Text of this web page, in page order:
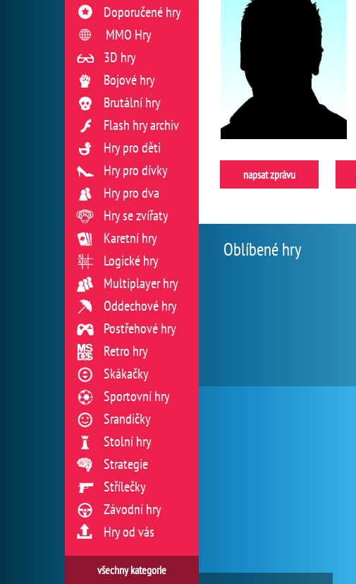
napsat zprávu
Oblíbené hry
Doporučené hry
MMO Hry
3D hry
Bojové hry
Brutální hry
Flash hry archiv
Hry pro děti
Hry pro dívky
Hry pro dva
Hry se zvířaty
Karetní hry
Logické hry
Multiplayer hry
Oddechové hry
Postřehové hry
Retro hry
Skákačky
Sportovní hry
Srandičky
Stolní hry
Strategie
Střílečky
Závodní hry
Hry od vás
všechny kategorie